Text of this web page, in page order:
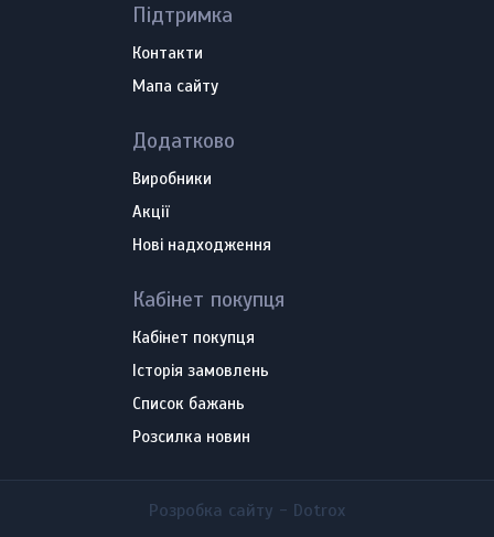
Підтримка
Контакти
Мапа сайту
Додатково
Виробники
Акції
Нові надходження
Кабінет покупця
Кабінет покупця
Історія замовлень
Список бажань
Розсилка новин
Розробка сайту - Dotrox